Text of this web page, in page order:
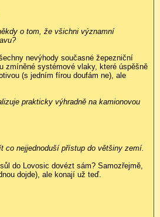
o tom, že všichni významní
nevýhody současné žepezniční
zmíněné systémové vlaky, které úspěšně
(s jedním fírou doufám ne), ale
prakticky výhradně na kamionovou
nejjednoduší přístup do většiny zemí.
do Lovosic dovézt sám? Samozřejmě,
dojde), ale konají už teď.